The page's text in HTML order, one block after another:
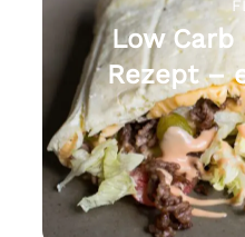
Low Carb
Rezept –